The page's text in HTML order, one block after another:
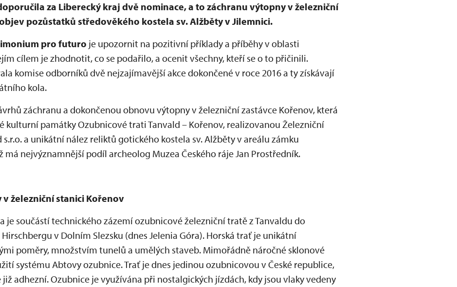
za Liberecký kraj dvě nominace, a to záchranu výtopny v železniční
pozůstatků středověkého kostela sv. Alžběty v Jilemnici.
pro futuro je upozornit na pozitivní příklady a příběhy v oblasti
cílem je zhodnotit, co se podařilo, a ocenit všechny, kteří se o to přičinili.
komise odborníků dvě nejzajímavější akce dokončené v roce 2016 a ty získávají
kola.
záchranu a dokončenou obnovu výtopny v železniční zastávce Kořenov, která
kulturní památky Ozubnicové trati Tanvald – Kořenov, realizovanou Železniční
s.r.o. a unikátní nález reliktů gotického kostela sv. Alžběty v areálu zámku
má nejvýznamnější podíl archeolog Muzea Českého ráje Jan Prostředník.
železniční stanici Kořenov
je součástí technického zázemí ozubnicové železniční tratě z Tanvaldu do
v Dolním Slezsku (dnes Jelenia Góra). Horská trať je unikátní
poměry, množstvím tunelů a umělých staveb. Mimořádně náročné sklonové
systému Abtovy ozubnice. Trať je dnes jedinou ozubnicovou v České republice,
adhezní. Ozubnice je využívána při nostalgických jízdách, kdy jsou vlaky vedeny